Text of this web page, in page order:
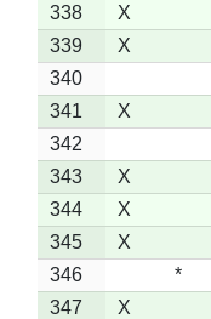
338
X
339
X
340
341
X
342
343
X
344
X
345
X
346
*
347
X